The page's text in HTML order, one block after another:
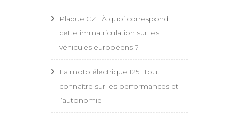
Plaque CZ : À quoi correspond
cette immatriculation sur les
véhicules européens ?
La moto électrique 125 : tout
connaître sur les performances et
l’autonomie